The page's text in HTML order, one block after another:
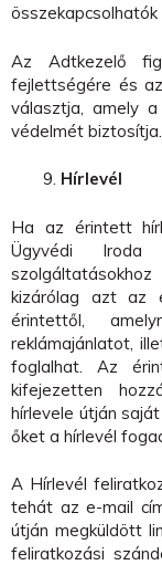
Az Adtkezelő
fejlettségére és
választja, amely
védelmét biztosítja.
Hírlevél
Ha az érintett
Ügyvédi Iroda
szolgáltatásokhoz
kizárólag azt az
érintettől,
reklámajánlatot,
foglalhat. Az
kifejezetten
hírlevele útján
őket a hírlevél
A Hírlevél
tehát az e-mail
útján megküldött
feliratkozási